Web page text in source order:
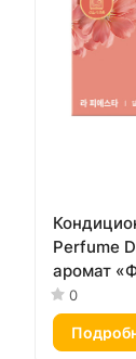
Perfume
аромат
0